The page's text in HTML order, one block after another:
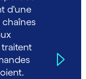
d'une
chaînes